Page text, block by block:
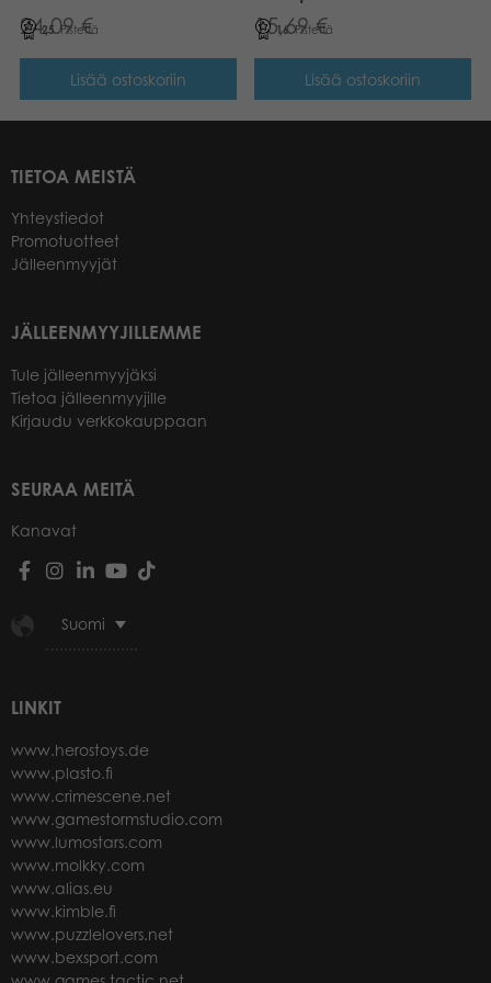
24,09€
25 Pistettä
Lisää ostoskoriin
15,69€
16 Pistettä
Lisää ostoskoriin
TIETOA MEISTÄ
Yhteystiedot
Promotuotteet
Jälleenmyyjät
JÄLLEENMYYJILLEMME
Tule jälleenmyyjäksi
Tietoa jälleenmyyjille
Kirjaudu verkkokauppaan
SEURAA MEITÄ
Kanavat
Suomi
LINKIT
www.herostoys.de
www.plasto.fi
www.crimescene.net
www.gamestormstudio.com
www.lumostars.com
www.molkky.com
www.alias.eu
www.kimble.fi
www.puzzlelovers.net
www.bexsport.com